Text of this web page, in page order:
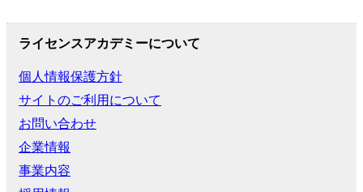
ライセンスアカデミーについて
個人情報保護方針
サイトのご利用について
お問い合わせ
企業情報
事業内容